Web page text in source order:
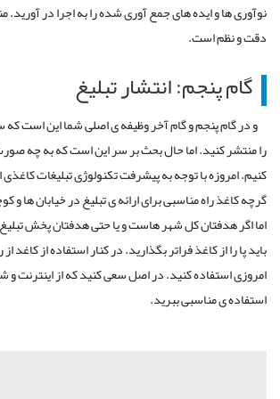
نوآوری ها و ایده های جمع آوری شده را به اجرا در آورید.
دقت و نظم است.
گام پنجم: انتشار تبلیغ
و در گام پنجم و گام آخر وظیفه ی اصلی شما این است
را منتشر کنید. اما حال بحث بر سر این است که به چه
کنیم. امروزه با توجه به پیشرفت تکنولوژی تبلیغات
گرچه کاغذ راه مناسبی برای ارائه ی تبلیغ در خیابان ها
اما اگر هدفتان کل شهر هاست و یا حتی هدفتان پخش
باید پا را از کاغذ فراتر بگذارید. در کنار استفاده از کاغد
امروزی استفاده کنید. در اصل سعی کنید که از اینترنت و
استفاده ی مناسبی ببرید.